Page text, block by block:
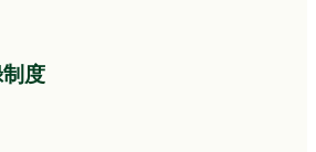
度